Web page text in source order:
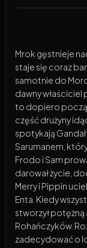
Mrok gęstnieje
staje się coraz
samotnie do
dawny właściciel
to dopiero
część drużyny
spotykają
Sarumanem,
Frodo i Sam
darował życie,
Merry i Pippin
Enta. Kiedy
stworzył
Rohańczyków.
zadecydować o